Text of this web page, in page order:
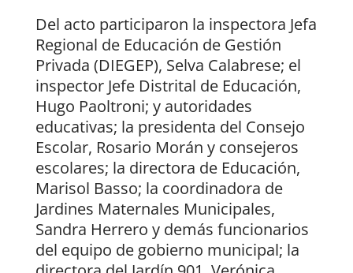
Del acto participaron la inspectora Jefa
Regional de Educación de Gestión
Privada (DIEGEP), Selva Calabrese; el
inspector Jefe Distrital de Educación,
Hugo Paoltroni; y autoridades
educativas; la presidenta del Consejo
Escolar, Rosario Morán y consejeros
escolares; la directora de Educación,
Marisol Basso; la coordinadora de
Jardines Maternales Municipales,
Sandra Herrero y demás funcionarios
del equipo de gobierno municipal; la